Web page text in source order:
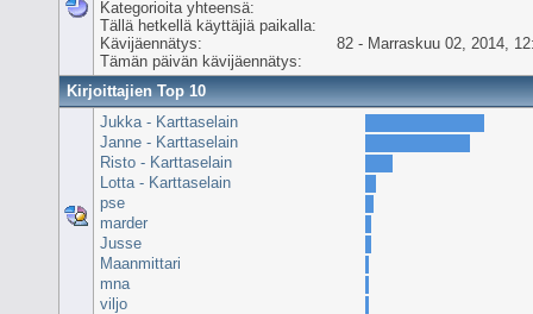
Kategorioita yhteensä:
Tällä hetkellä käyttäjiä paikalla:
Kävijäennätys:
82 - Marraskuu 02, 2014,
Tämän päivän kävijäennätys:
Kirjoittajien Top 10
Jukka - Karttaselain
Janne - Karttaselain
Risto - Karttaselain
Lotta - Karttaselain
pse
marder
Jusse
Maanmittari
mna
viljo